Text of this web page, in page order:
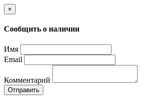
×
Сообщить о наличии
Имя
Email
Комментарий
Отправить